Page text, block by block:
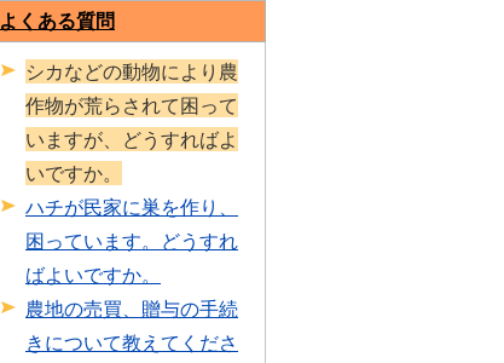
よくある質問
シカなどの動物により農
作物が荒らされて困って
いますが、どうすればよ
いですか。
ハチが民家に巣を作り、
困っています。どうすれ
ばよいですか。
農地の売買、贈与の手続
きについて教えてくださ